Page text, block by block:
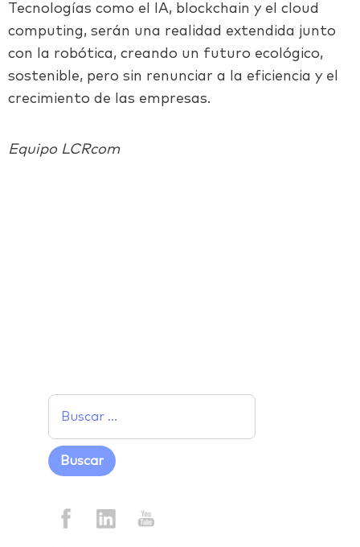
Tecnologías como el IA, blockchain y el cloud
computing, serán una realidad extendida junto
con la robótica, creando un futuro ecológico,
sostenible, pero sin renunciar a la eficiencia y el
crecimiento de las empresas.
Equipo LCRcom